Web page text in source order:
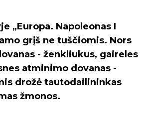
„Europa. Napoleonas I
grįš ne tuščiomis. Nors
- ženkliukus, gaireles
atminimo dovanas -
drožė tautodailininkas
žmonos.